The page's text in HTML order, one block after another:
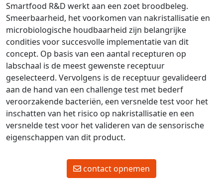
Smartfood R&D werkt aan een zoet broodbeleg.
Smeerbaarheid, het voorkomen van nakristallisatie en
microbiologische houdbaarheid zijn belangrijke
condities voor succesvolle implementatie van dit
concept. Op basis van een aantal recepturen op
labschaal is de meest gewenste receptuur
geselecteerd. Vervolgens is de receptuur gevalideerd
aan de hand van een challenge test met bederf
veroorzakende bacteriën, een versnelde test voor het
inschatten van het risico op nakristallisatie en een
versnelde test voor het valideren van de sensorische
eigenschappen van dit product.
contact opnemen